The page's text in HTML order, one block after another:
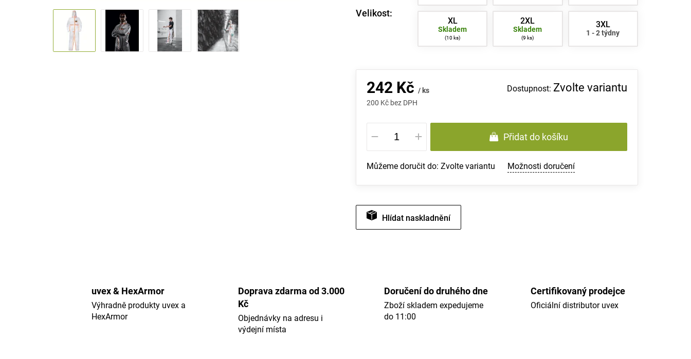
Velikost:
XL
Skladem
10 ks
2XL
Skladem
9 ks
3XL
1 - 2 týdny
242 Kč / ks
200 Kč bez DPH
Měrná
cena:
Zvolte variantu
Přidat do košíku
Můžeme doručit do: Zvolte variantu Možnosti doručení
Hlídat
uvex & HexArmor
Výhradně produkty uvex a
HexArmor
Doprava zdarma od 3.000
Kč
Objednávky na adresu i
výdejní místa
Doručení do druhého dne
Zboží skladem expedujeme
do 11:00
Certifikovaný prodejce
Oficiální distributor uvex